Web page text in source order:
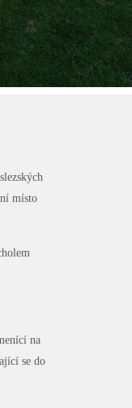
místo
na
se do